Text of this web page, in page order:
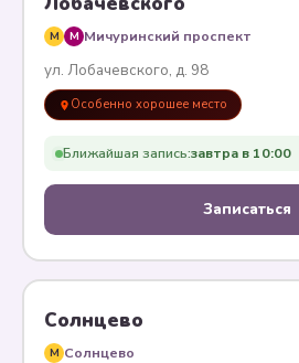
M M Мичуринский проспект
ул. Лобачевского, д. 98
Особенно хорошее место
Ближайшая запись:завтра в 10:00
Записаться
Солнцево
M Солнцево